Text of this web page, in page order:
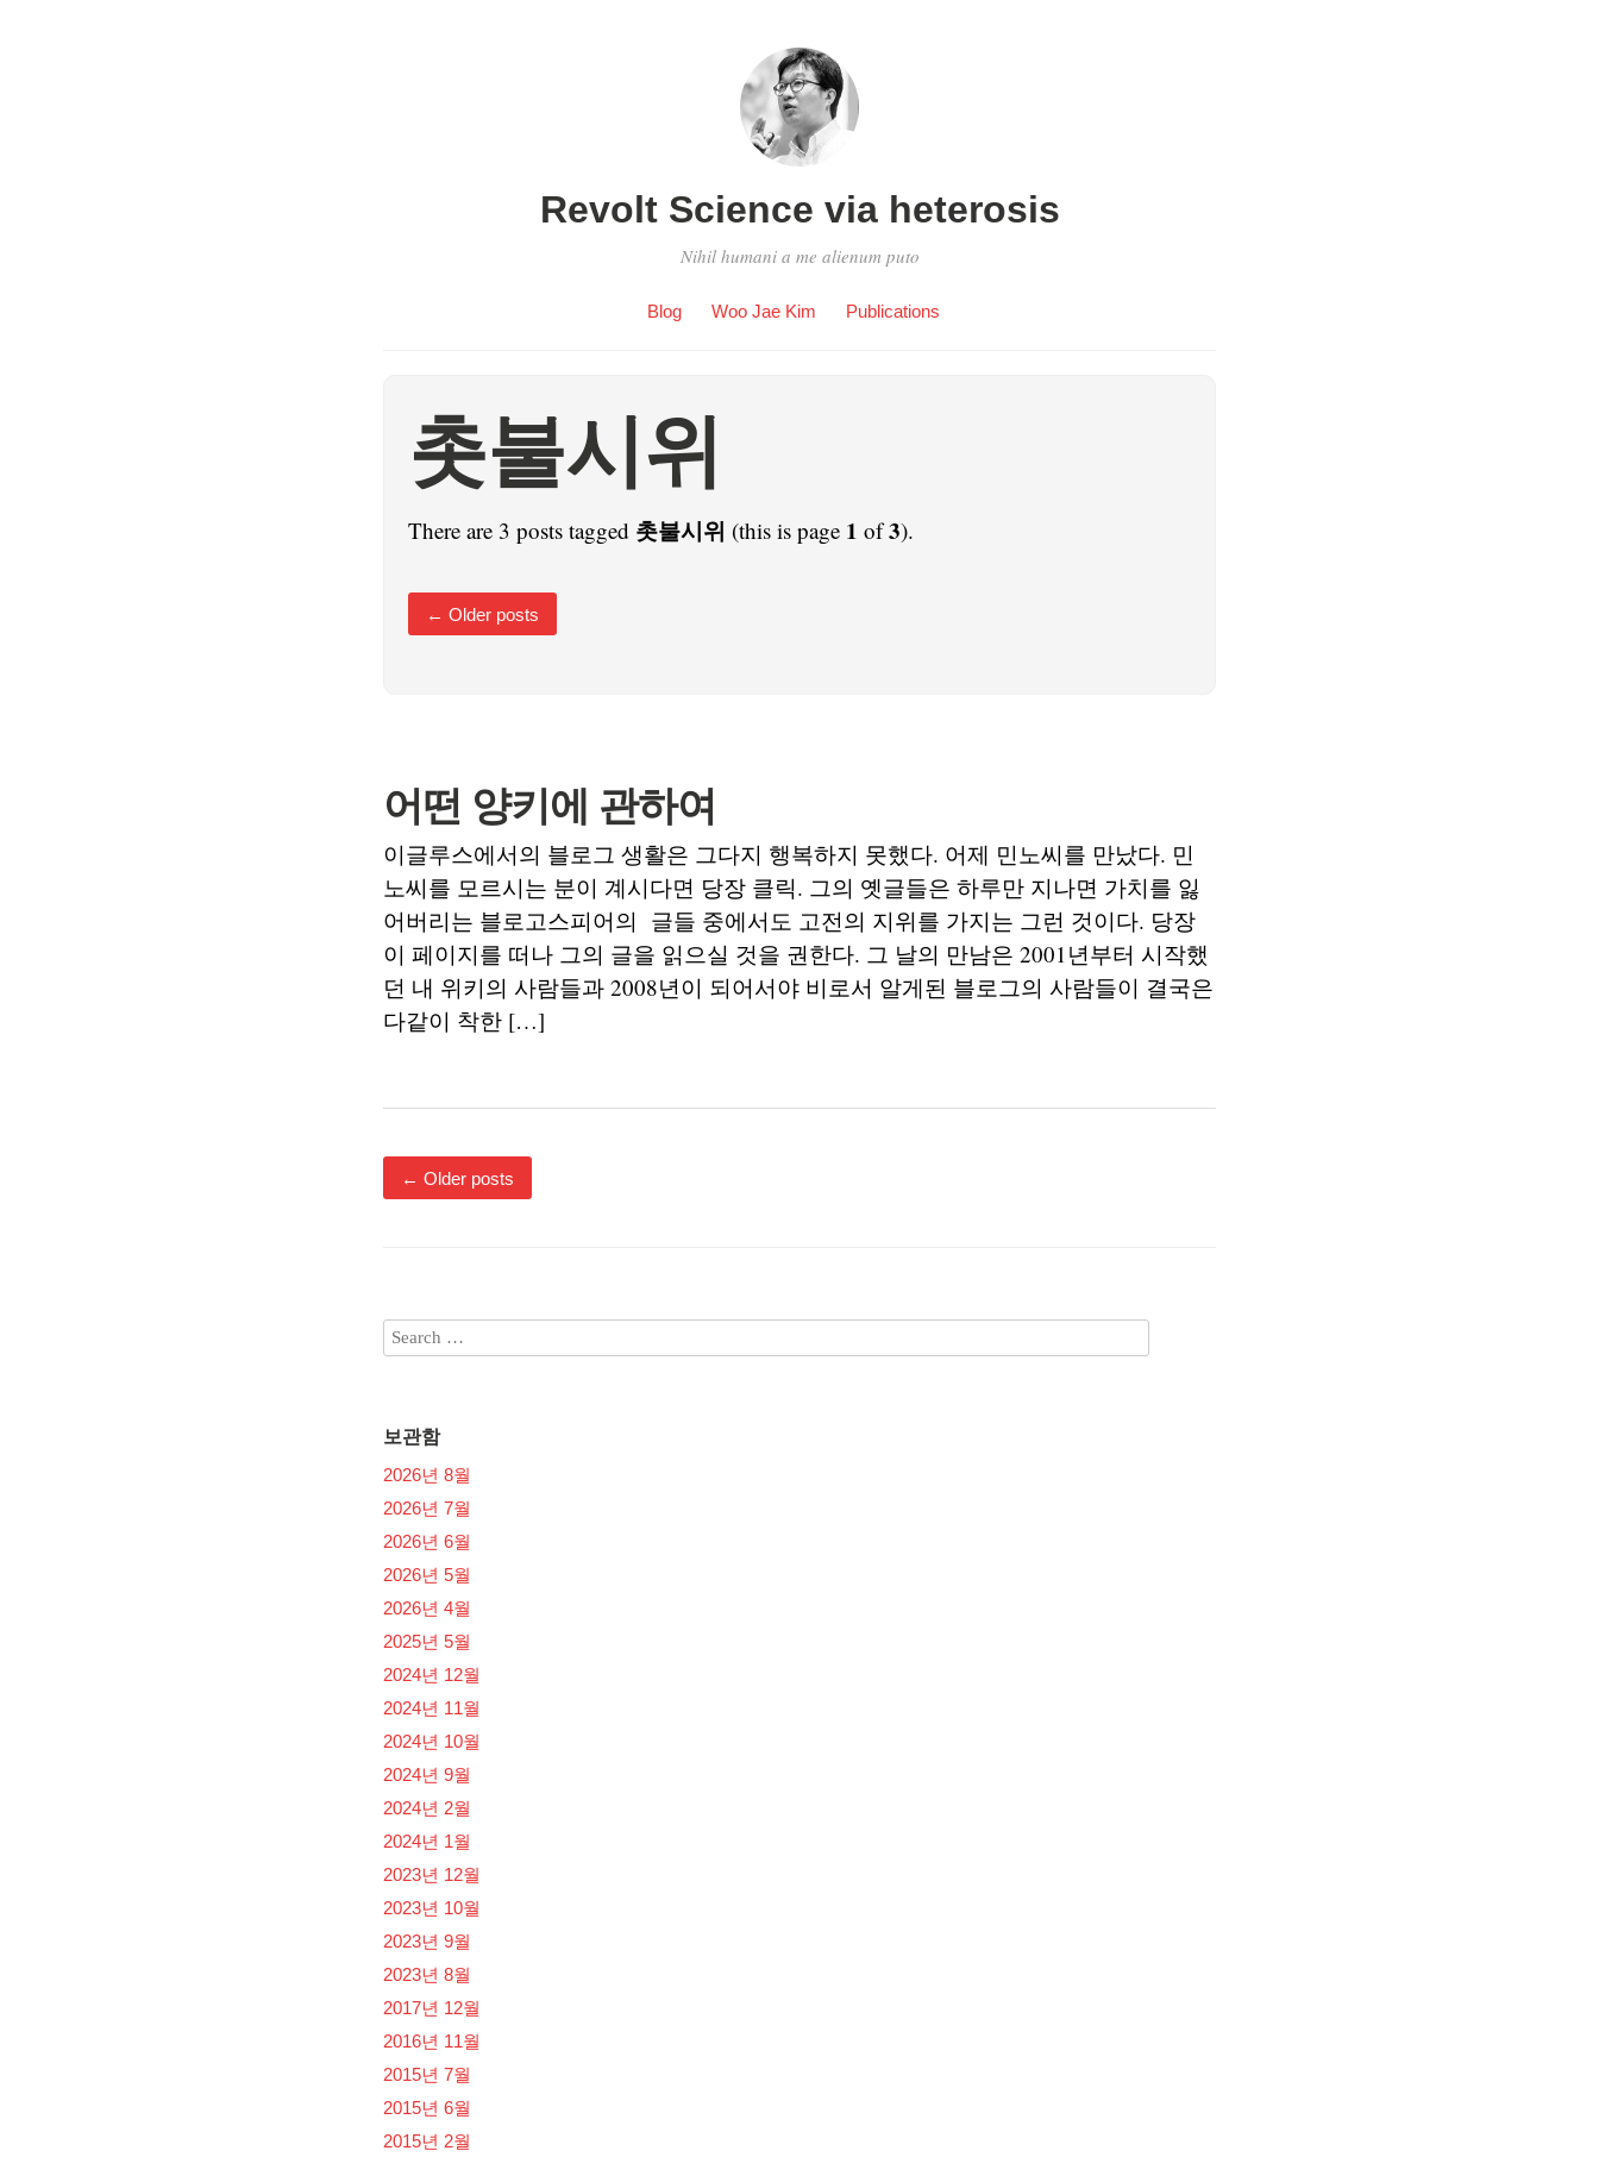
Revolt Science via heterosis
Nihil humani a me alienum puto
Blog Woo Jae Kim Publications
촛불시위
There are 3 posts tagged 촛불시위 (this is page 1 of3).
← Older posts
어떤 양키에 관하여
이글루스에서의 블로그 생활은 그다지 행복하지 못했다. 어제 민노씨를 만났다. 민
노씨를 모르시는 분이 계시다면 당장 클릭. 그의 옛글들은 하루만 지나면 가치를 잃
어버리는 블로고스피어의 글들 중에서도 고전의 지위를 가지는 그런 것이다. 당장
이 페이지를 떠나 그의 글을 읽으실 것을 권한다. 그 날의 만남은 2001년부터 시작했
던 내 위키의 사람들과 2008년이 되어서야 비로서 알게된 블로그의 사람들이 결국은
다같이 착한 […]
← Older posts
보관함
2026년 8월
2026년 7월
2026년 6월
2026년 5월
2026년 4월
2025년 5월
2024년 12월
2024년 11월
2024년 10월
2024년 9월
2024년 2월
2024년 1월
2023년 12월
2023년 10월
2023년 9월
2023년 8월
2017년 12월
2016년 11월
2015년 7월
2015년 6월
2015년 2월